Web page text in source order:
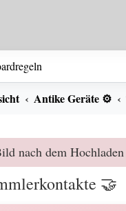
Antike Geräte ⚙️
nach dem
🤝